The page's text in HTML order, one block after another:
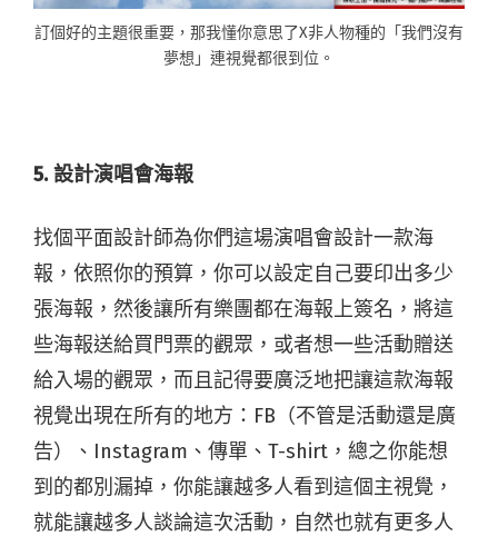
訂個好的主題很重要，那我懂你意思了X非人物種的「我們沒有
夢想」連視覺都很到位。
5. 設計演唱會海報
找個平面設計師為你們這場演唱會設計一款海
報，依照你的預算，你可以設定自己要印出多少
張海報，然後讓所有樂團都在海報上簽名，將這
些海報送給買門票的觀眾，或者想一些活動贈送
給入場的觀眾，而且記得要廣泛地把讓這款海報
視覺出現在所有的地方：FB（不管是活動還是廣
告）、Instagram、傳單、T-shirt，總之你能想
到的都別漏掉，你能讓越多人看到這個主視覺，
就能讓越多人談論這次活動，自然也就有更多人